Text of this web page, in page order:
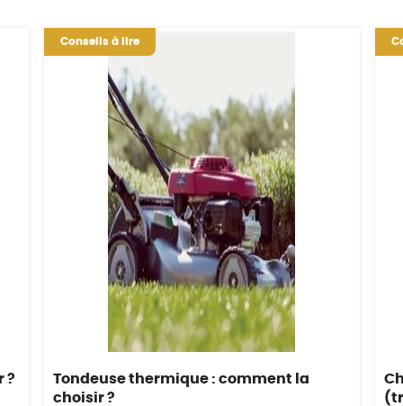
?
Conseils à lire
Tondeuse thermique : comment la
choisir ?